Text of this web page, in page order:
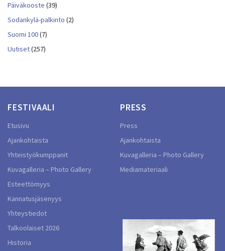
Päiväkooste (39)
Sodankylä-palkinto (2)
Suomi 100(7)
Uutiset(257)
FESTIVAALI
Etusivu
Ajankohtaista
Yhteistyökumppanit
Kuvagalleria – Photo Gallery
Esteettömyys
Kannatusjäsenyys
Yhteystiedot
Talkoolaiset 2026
Historia
PRESS
Press
Ajankohtaista
Kuvagalleria – Photo Gallery
Mediamateriaali